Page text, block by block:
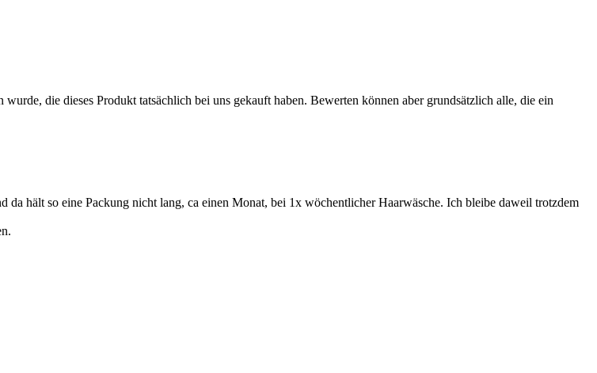
die dieses Produkt tatsächlich bei uns gekauft haben. Bewerten können aber grundsätzlich alle, die ein
hält so eine Packung nicht lang, ca einen Monat, bei 1x wöchentlicher Haarwäsche. Ich bleibe daweil trotzdem